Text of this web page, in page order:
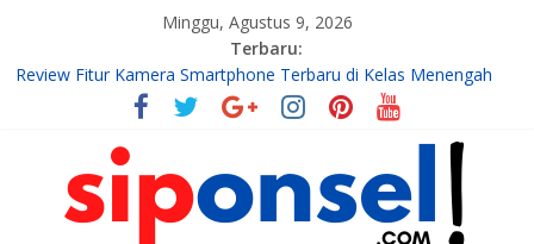
Minggu, Agustus 9, 2026
Terbaru:
Review Fitur Kamera Smartphone Terbaru di Kelas Menengah
10 Aplikasi AI Gratis Terbaik untuk Membuat Konten Instagram
7 Handphone Termahal
Teknologi Gadget, Handphone, dan Aplikasi Terbaru
Tren Teknologi Mobile yang Sedang Berkembang di Tahun Ini